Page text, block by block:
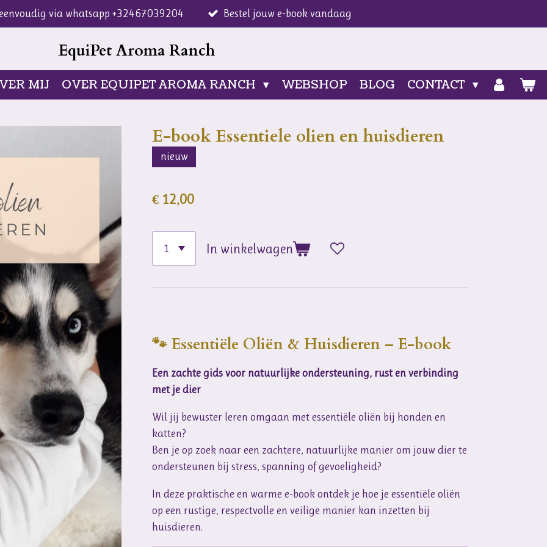
via whatsapp +32467039204 Bestel jouw e-book vandaag
EquiPet Aroma Ranch
MIJ OVER EQUIPET AROMA RANCH WEBSHOP BLOG CONTACT
E-book Essentiele olien en huisdieren
nieuw
€ 12,00
In winkelwagen
🐾 Essentiële Oliën & Huisdieren – E-book
Een zachte gids voor natuurlijke ondersteuning, rust en verbinding
met je dier
Wil jij bewuster leren omgaan met essentiële oliën bij honden en
katten?
Ben je op zoek naar een zachtere, natuurlijke manier om jouw dier te
ondersteunen bij stress, spanning of gevoeligheid?
In deze praktische en warme e-book ontdek je hoe je essentiële oliën
op een rustige, respectvolle en veilige manier kan inzetten bij
huisdieren.